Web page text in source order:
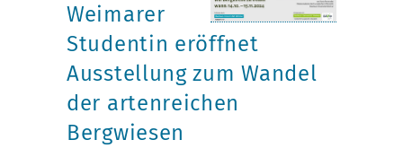
Weimarer
Studentin eröffnet
Ausstellung zum Wandel
der artenreichen
Bergwiesen